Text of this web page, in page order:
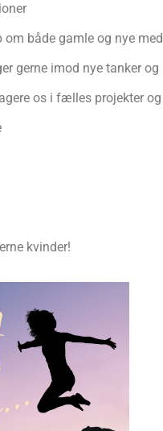
både gamle og nye
gerne imod nye tanker og
os i fælles projekter
kvinder!